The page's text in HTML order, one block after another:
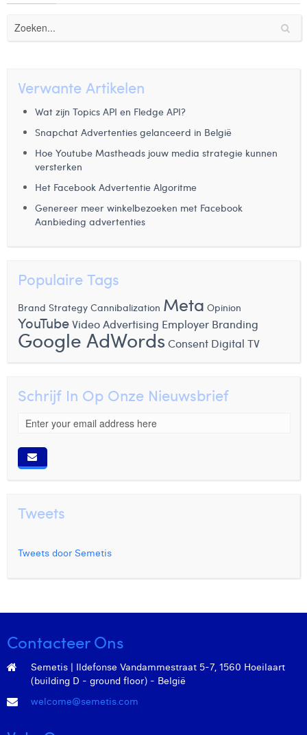
Verwante Artikelen
Wat zijn Topics API en Fledge API?
Snapchat Advertenties gelanceerd in België
Hoe Youtube Mastheads jouw media strategie kunnen
versterken
Het Facebook Advertentie Algoritme
Genereer meer winkelbezoeken met Facebook
Aanbieding advertenties
Populaire Tags
Brand Strategy Cannibalization Meta Opinion
YouTubeVideo Advertising Employer Branding
Google AdWords Consent Digital TV
Schrijf In Op Onze Nieuwsbrief
Tweets
Tweets door Semetis
Contacteer Ons
Semetis | Ildefonse Vandammestraat 5-7, 1560 Hoeilaart
(building D - ground floor) - België
welcome@semetis.com